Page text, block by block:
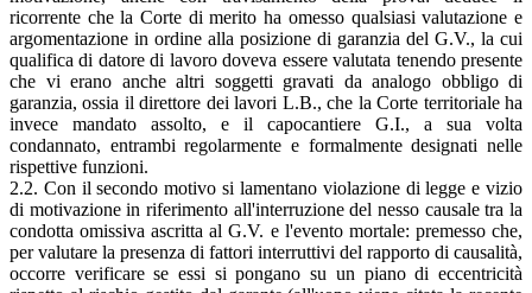
ricorrente che la Corte di merito ha omesso qualsiasi valutazione e
argomentazione in ordine alla posizione di garanzia del G.V., la cui
qualifica di datore di lavoro doveva essere valutata tenendo presente
che vi erano anche altri soggetti gravati da analogo obbligo di
garanzia, ossia il direttore dei lavori L.B., che la Corte territoriale ha
invece mandato assolto, e il capocantiere G.I., a sua volta
condannato, entrambi regolarmente e formalmente designati nelle
rispettive funzioni.
2.2. Con il secondo motivo si lamentano violazione di legge e vizio
di motivazione in riferimento all'interruzione del nesso causale tra la
condotta omissiva ascritta al G.V. e l'evento mortale: premesso che,
per valutare la presenza di fattori interruttivi del rapporto di causalità,
occorre verificare se essi si pongano su un piano di eccentricità